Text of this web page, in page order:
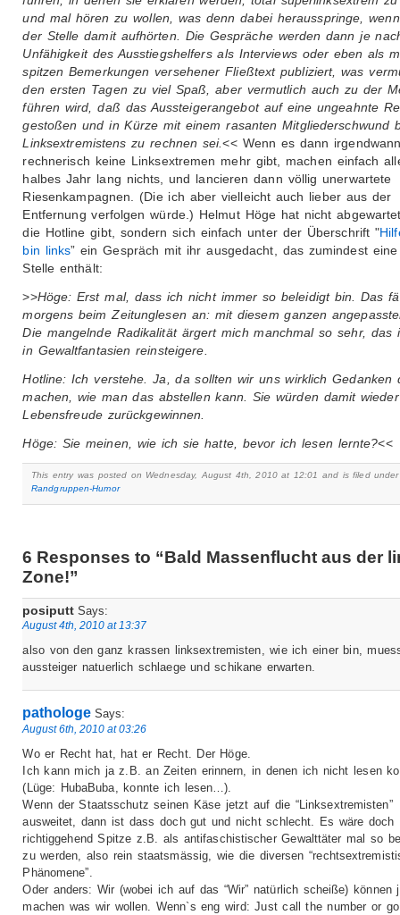
und mal hören zu wollen, was denn dabei herausspringe,
der Stelle damit aufhörten. Die Gespräche werden dann je
Unfähigkeit des Ausstiegshelfers als Interviews oder eben als
spitzen Bemerkungen versehener Fließtext publiziert, was
den ersten Tagen zu viel Spaß, aber vermutlich auch zu der
führen wird, daß das Aussteigerangebot auf eine ungeahnte
gestoßen und in Kürze mit einem rasanten Mitgliederschwund
Linksextremistens zu rechnen sei.<< Wenn es dann
rechnerisch keine Linksextremen mehr gibt, machen einfach
halbes Jahr lang nichts, und lancieren dann völlig unerwartete
Riesenkampagnen. (Die ich aber vielleicht auch lieber aus der
Entfernung verfolgen würde.) Helmut Höge hat nicht
die Hotline gibt, sondern sich einfach unter der Überschrift "
bin links” ein Gespräch mit ihr ausgedacht, das zumindest
Stelle enthält:
>>Höge: Erst mal, dass ich nicht immer so beleidigt bin. Das
morgens beim Zeitunglesen an: mit diesem ganzen
Die mangelnde Radikalität ärgert mich manchmal so sehr, das
in Gewaltfantasien reinsteigere.
Hotline: Ich verstehe. Ja, da sollten wir uns wirklich Gedanken
machen, wie man das abstellen kann. Sie würden damit wieder
Lebensfreude zurückgewinnen.
Höge: Sie meinen, wie ich sie hatte, bevor ich lesen lernte?<<
This entry was posted on Wednesday, August 4th, 2010 at 12:01 and is filed under
Randgruppen-Humor
6 Responses to “Bald Massenflucht aus der
Zone!”
posiputt Says:
August 4th, 2010 at 13:37
also von den ganz krassen linksextremisten, wie ich einer bin,
aussteiger natuerlich schlaege und schikane erwarten.
pathologe Says:
August 6th, 2010 at 03:26
Wo er Recht hat, hat er Recht. Der Höge.
Ich kann mich ja z.B. an Zeiten erinnern, in denen ich nicht lesen
(Lüge: HubaBuba, konnte ich lesen…).
Wenn der Staatsschutz seinen Käse jetzt auf die “Linksextremisten”
ausweitet, dann ist dass doch gut und nicht schlecht. Es wäre doch
richtiggehend Spitze z.B. als antifaschistischer Gewalttäter mal so
zu werden, also rein staatsmässig, wie die diversen
Phänomene”.
Oder anders: Wir (wobei ich auf das “Wir” natürlich scheiße) können
machen was wir wollen. Wenn`s eng wird: Just call the number or